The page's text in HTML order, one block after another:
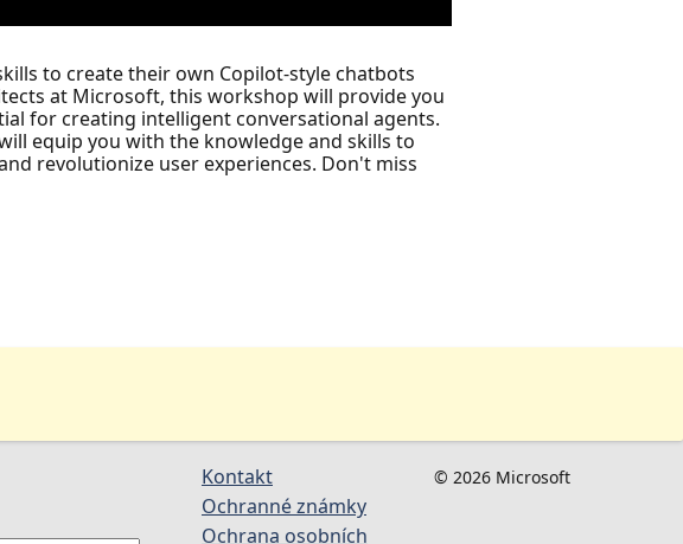
to create their own Copilot-style chatbots
at Microsoft, this workshop will provide you
for creating intelligent conversational agents.
equip you with the knowledge and skills to
revolutionize user experiences. Don't miss
Kontakt
Ochranné známky
Ochrana osobních
© 2026 Microsoft